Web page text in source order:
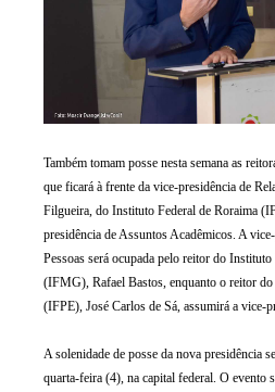
Também tomam posse nesta semana as
que ficará à frente da vice-presidência de
Filgueira, do Instituto Federal de Roraima
presidência de Assuntos Acadêmicos. A
Pessoas será ocupada pelo reitor do
(IFMG), Rafael Bastos, enquanto o reitor
(IFPE), José Carlos de Sá, assumirá a vice-
A solenidade de posse da nova presidência
quarta-feira (4), na capital federal. O evento